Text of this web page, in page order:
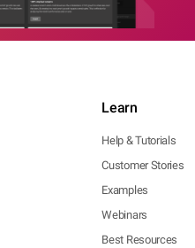
Learn
Help & Tutorials
Customer Stories
Examples
Webinars
Best Resources